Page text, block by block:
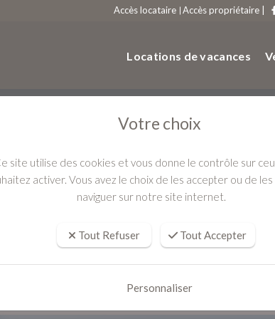
Accès locataire Accès propriétaire |
Locations de vacances
mer
chambres avec très
Votre choix
site utilise des cookies et vous donne le contrôle sur
activer. Vous avez le choix de les accepter ou de
naviguer sur notre site internet.
Tout Refuser Tout Accepter
Personnaliser